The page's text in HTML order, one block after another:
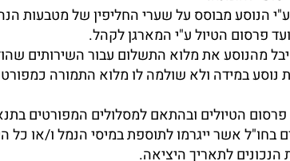
הנוסע מבוסס על שערי החליפין של מטבעות
פרסום הטיול ע"י המארגן לקהל.
פרסום הטיולים ובהתאם למסלולים המפורטים
בחו"ל אשר ייגרמו לתוספת במיסי הנמל ו/או
לתאריך היציאה.